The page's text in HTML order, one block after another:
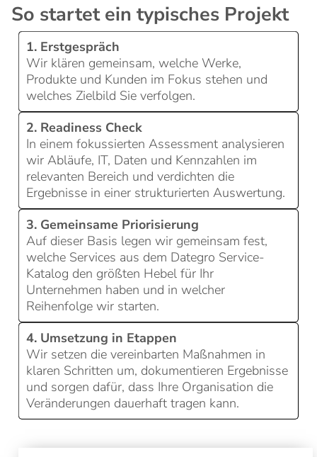
So startet ein typisches Projekt
1. Erstgespräch
Wir klären gemeinsam, welche Werke,
Produkte und Kunden im Fokus stehen und
welches Zielbild Sie verfolgen.
2. Readiness Check
In einem fokussierten Assessment analysieren
wir Abläufe, IT, Daten und Kennzahlen im
relevanten Bereich und verdichten die
Ergebnisse in einer strukturierten Auswertung.
3. Gemeinsame Priorisierung
Auf dieser Basis legen wir gemeinsam fest,
welche Services aus dem Dategro Service-
Katalog den größten Hebel für Ihr
Unternehmen haben und in welcher
Reihenfolge wir starten.
4. Umsetzung in Etappen
Wir setzen die vereinbarten Maßnahmen in
klaren Schritten um, dokumentieren Ergebnisse
und sorgen dafür, dass Ihre Organisation die
Veränderungen dauerhaft tragen kann.